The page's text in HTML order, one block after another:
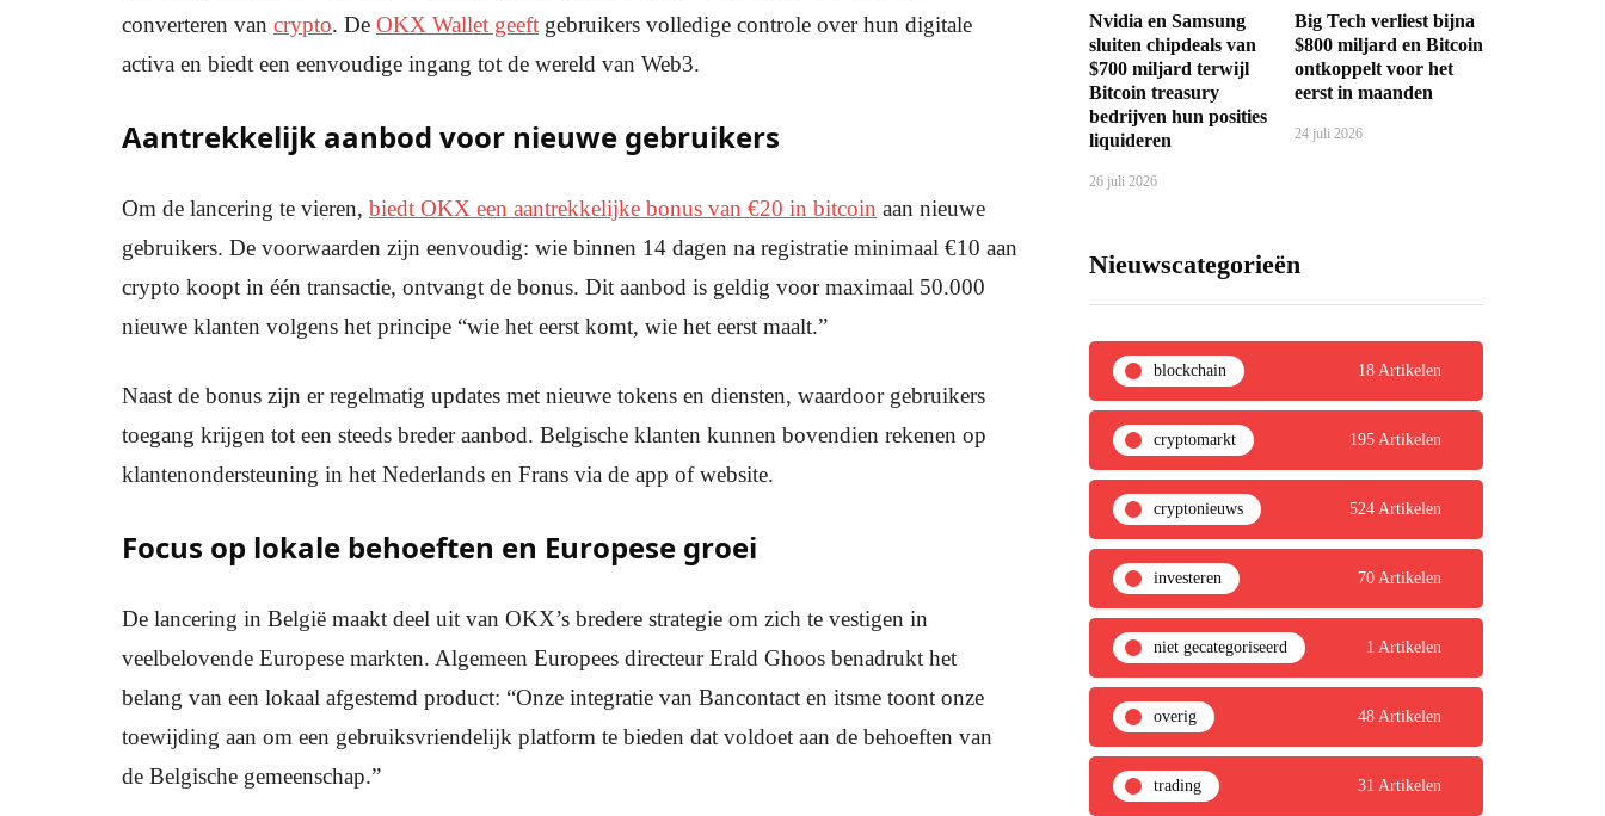
converteren van crypto. De OKX Wallet geeft gebruikers volledige controle over hun digitale
activa en biedt een eenvoudige ingang tot de wereld van Web3.
Aantrekkelijk aanbod voor nieuwe gebruikers
Om de lancering te vieren, biedt OKX een aantrekkelijke bonus van €20 in bitcoin aan nieuwe
gebruikers. De voorwaarden zijn eenvoudig: wie binnen 14 dagen na registratie minimaal €10 aan
crypto koopt in één transactie, ontvangt de bonus. Dit aanbod is geldig voor maximaal 50.000
nieuwe klanten volgens het principe “wie het eerst komt, wie het eerst maalt.”
Naast de bonus zijn er regelmatig updates met nieuwe tokens en diensten, waardoor gebruikers
toegang krijgen tot een steeds breder aanbod. Belgische klanten kunnen bovendien rekenen op
klantenondersteuning in het Nederlands en Frans via de app of website.
Focus op lokale behoeften en Europese groei
De lancering in België maakt deel uit van OKX’s bredere strategie om zich te vestigen in
veelbelovende Europese markten. Algemeen Europees directeur Erald Ghoos benadrukt het
belang van een lokaal afgestemd product: “Onze integratie van Bancontact en itsme toont onze
toewijding aan om een gebruiksvriendelijk platform te bieden dat voldoet aan de behoeften van
de Belgische gemeenschap.”
Nvidia en Samsung
sluiten chipdeals van
$700 miljard terwijl
Bitcoin treasury
bedrijven hun posities
liquideren
26 juli 2026
Big Tech verliest bijna
$800 miljard en Bitcoin
ontkoppelt voor het
eerst in maanden
24 juli 2026
Nieuwscategorieën
blockchain 18 Artikelen
cryptomarkt 195 Artikelen
cryptonieuws 524 Artikelen
investeren 70 Artikelen
niet gecategoriseerd 1 Artikelen
overig 48 Artikelen
trading 31 Artikelen